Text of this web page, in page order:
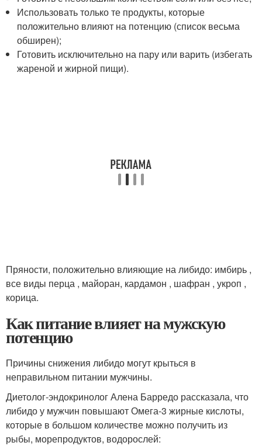
Использовать только те продукты, которые
положительно влияют на потенцию (список весьма
обширен);
Готовить исключительно на пару или варить (избегать
жареной и жирной пищи).
Пряности, положительно влияющие на либидо: имбирь ,
все виды перца , майоран, кардамон , шафран , укроп ,
корица.
Как питание влияет на мужскую
потенцию
Причины снижения либидо могут крыться в
неправильном питании мужчины.
Диетолог-эндокринолог Алена Барредо рассказала, что
либидо у мужчин повышают Омега-3 жирные кислоты,
которые в большом количестве можно получить из
рыбы, морепродуктов, водорослей: